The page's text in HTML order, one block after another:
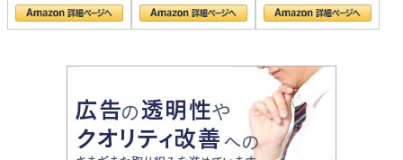
の顔